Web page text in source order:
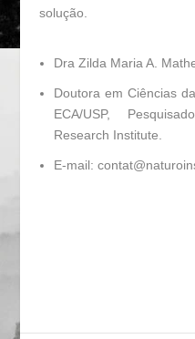
solução.
Dra Zilda Maria A.
Doutora em Ciências
ECA/USP,
Research Institute.
E-mail: